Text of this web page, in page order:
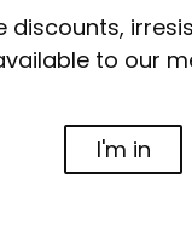
discounts,
to our
I'm in